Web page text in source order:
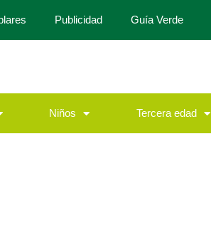
Publicidad Guía Verde
Niños Tercera edad